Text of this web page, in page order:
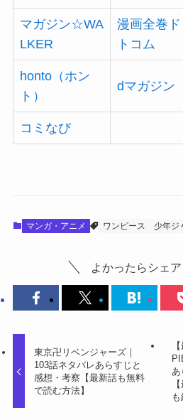
マガジン☆WA
LKER
漫画全巻ド
トコム
honto（ホン
ト）
dマガジン
コミなび
マンガ・アニメ ワンピース 少年ジ
よかったらシェア
東京卍リベンジャーズ｜
103話ネタバレあらすじと
感想・考察【最新話も無料
で読む方法】
も